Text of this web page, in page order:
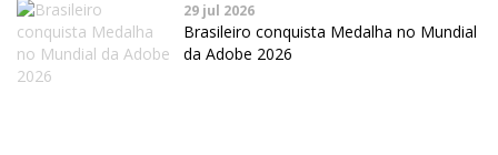
29 jul 2026
Brasileiro conquista Medalha no Mundial
da Adobe 2026